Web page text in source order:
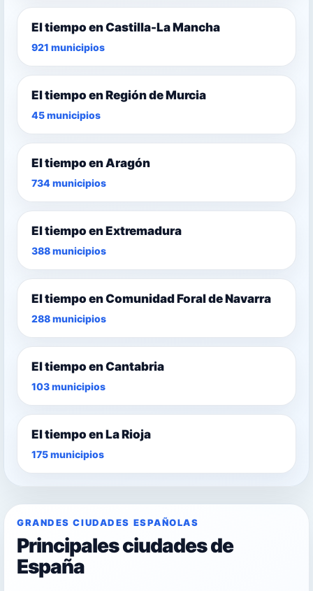
El tiempo en Castilla-La Mancha
921 municipios
El tiempo en Región de Murcia
45 municipios
El tiempo en Aragón
734 municipios
El tiempo en Extremadura
388 municipios
El tiempo en Comunidad Foral de Navarra
288 municipios
El tiempo en Cantabria
103 municipios
El tiempo en La Rioja
175 municipios
GRANDES CIUDADES ESPAÑOLAS
Principales ciudades de
España